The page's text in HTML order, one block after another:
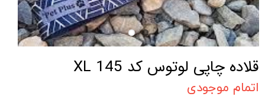
قلاده چاپی لوتوس کد 145 XL
اتمام موجودی